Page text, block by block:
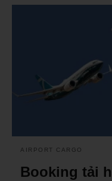
AIRPORT CARGO
Booking tải